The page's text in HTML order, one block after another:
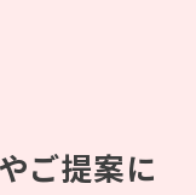
ご提案に